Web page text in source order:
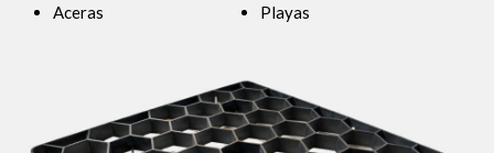
Aceras
Playas